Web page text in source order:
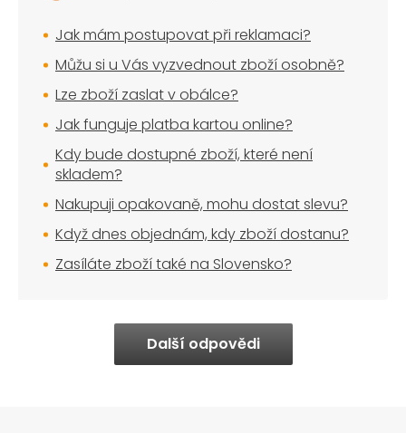
Jak mám postupovat při reklamaci?
Můžu si u Vás vyzvednout zboží osobně?
Lze zboží zaslat v obálce?
Jak funguje platba kartou online?
Kdy bude dostupné zboží, které není
skladem?
Nakupuji opakovaně, mohu dostat slevu?
Když dnes objednám, kdy zboží dostanu?
Zasíláte zboží také na Slovensko?
Další odpovědi